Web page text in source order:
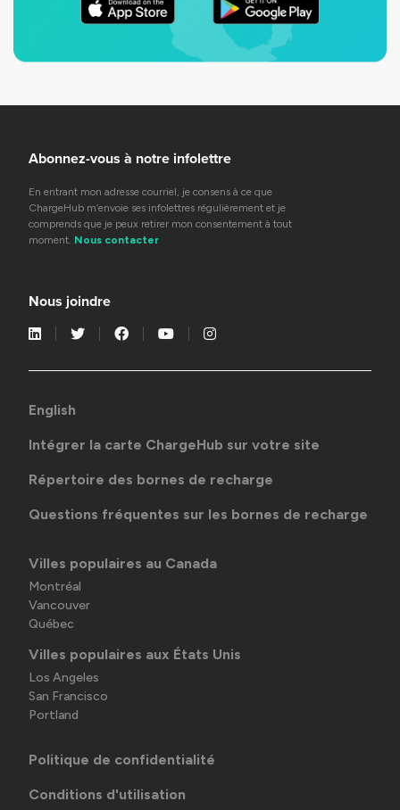
Abonnez-vous à notre infolettre
En entrant mon adresse courriel, je consens à ce que
ChargeHub m’envoie ses infolettres régulièrement et je
comprends que je peux retirer mon consentement à tout
moment. Nous contacter
Nous joindre
English
Intégrer la carte ChargeHub sur votre site
Répertoire des bornes de recharge
Questions fréquentes sur les bornes de recharge
Villes populaires au Canada
Montréal
Vancouver
Québec
Villes populaires aux États Unis
Los Angeles
San Francisco
Portland
Politique de confidentialité
Conditions d'utilisation